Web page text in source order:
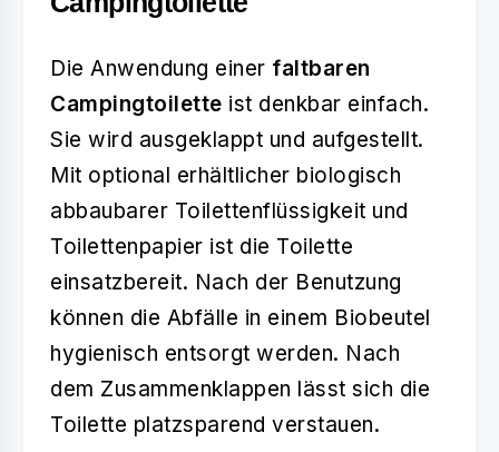
Die Anwendung einer faltbaren
Campingtoilette ist denkbar einfach.
Sie wird ausgeklappt und aufgestellt.
Mit optional erhältlicher biologisch
abbaubarer Toilettenflüssigkeit und
Toilettenpapier ist die Toilette
einsatzbereit. Nach der Benutzung
können die Abfälle in einem Biobeutel
hygienisch entsorgt werden. Nach
dem Zusammenklappen lässt sich die
Toilette platzsparend verstauen.